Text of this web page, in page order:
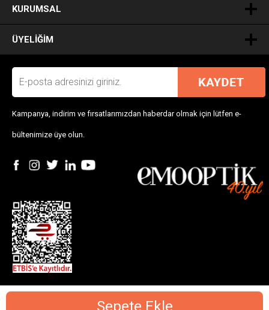
Sepete Ekle
KURUMSAL
ÜYELIĞIM
Kampanya, indirim ve fırsatlarımızdan haberdar olmak için lütfen e-
bültenimize üye olun.